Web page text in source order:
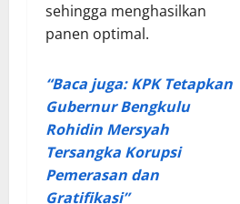
sehingga menghasilkan
panen optimal.
“Baca juga: KPK Tetapkan
Gubernur Bengkulu
Rohidin Mersyah
Tersangka Korupsi
Pemerasan dan
Gratifikasi”